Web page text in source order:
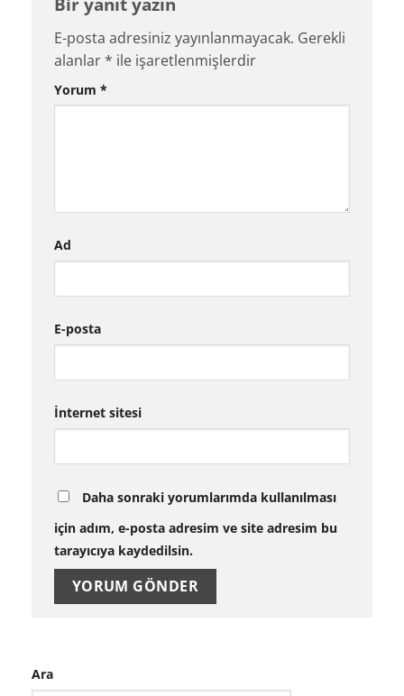
E-posta adresiniz yayınlanmayacak. Gerekli
alanlar * ile işaretlenmişlerdir
Yorum *
Ad
E-posta
İnternet sitesi
Daha sonraki yorumlarımda kullanılması
için adım, e-posta adresim ve site adresim bu
tarayıcıya kaydedilsin.
Ara